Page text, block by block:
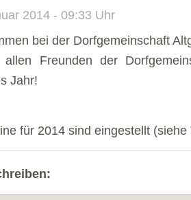
2014 - 09:33 Uhr
bei der Dorfgemeinschaft
allen Freunden der
Jahr!
für 2014 sind eingestellt (siehe